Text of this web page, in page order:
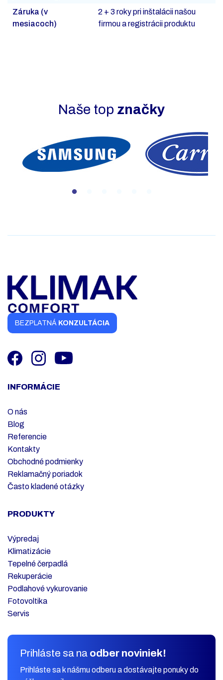
Záruka (v
mesiacoch)
2 + 3 roky pri inštalácii našou
firmou a registrácii produktu
Naše top značky
BEZPLATNÁ KONZULTÁCIA
INFORMÁCIE
O nás
Blog
Referencie
Kontakty
Obchodné podmienky
Reklamačný poriadok
Často kladené otázky
PRODUKTY
Výpredaj
Klimatizácie
Tepelné čerpadlá
Rekuperácie
Podlahové vykurovanie
Fotovoltika
Servis
Prihláste sa na odber noviniek!
Prihláste sa k nášmu odberu a dostávajte ponuky do